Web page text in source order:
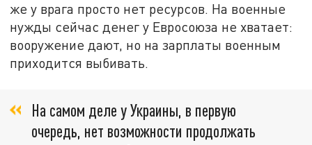
же у врага просто нет ресурсов. На военные
нужды сейчас денег у Евросоюза не хватает:
вооружение дают, но на зарплаты военным
приходится выбивать.
На самом деле у Украины, в первую
очередь, нет возможности продолжать